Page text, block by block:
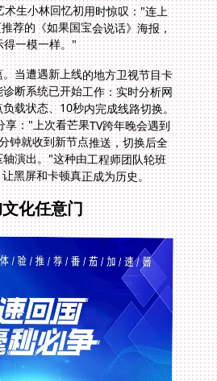
得一模一样。"
当遭遇新上线的地方卫视节目卡
断系统已开始工作：实时分析网
载状态、10秒内完成线路切换。
："上次看芒果TV跨年晚会遇到
钟就收到新节点推送，切换后全
轴演出。"这种由工程师团队轮班
黑屏和卡顿真正成为历史。
化任意门